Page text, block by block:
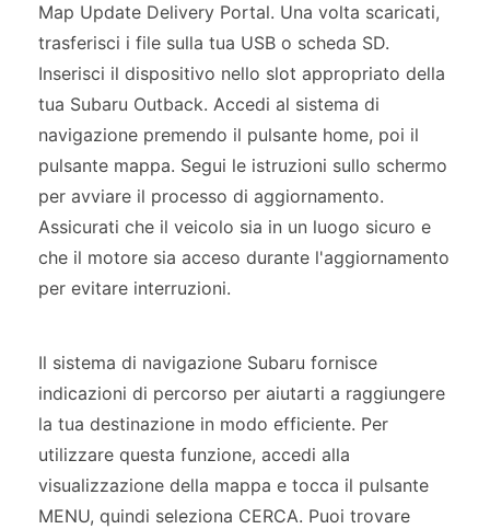
Map Update Delivery Portal. Una volta scaricati,
trasferisci i file sulla tua USB o scheda SD.
Inserisci il dispositivo nello slot appropriato della
tua Subaru Outback. Accedi al sistema di
navigazione premendo il pulsante home, poi il
pulsante mappa. Segui le istruzioni sullo schermo
per avviare il processo di aggiornamento.
Assicurati che il veicolo sia in un luogo sicuro e
che il motore sia acceso durante l'aggiornamento
per evitare interruzioni.
Il sistema di navigazione Subaru fornisce
indicazioni di percorso per aiutarti a raggiungere
la tua destinazione in modo efficiente. Per
utilizzare questa funzione, accedi alla
visualizzazione della mappa e tocca il pulsante
MENU, quindi seleziona CERCA. Puoi trovare